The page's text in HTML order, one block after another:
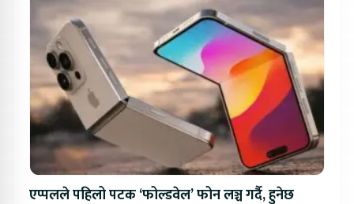
एप्पलले पहिलो पटक ‘फोल्डवेल’ फोन लञ्च गर्दै, हुनेछ